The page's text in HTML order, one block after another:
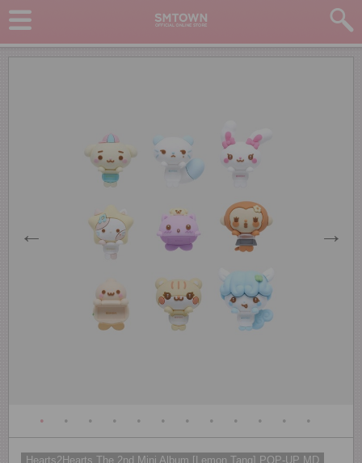
Hearts2Hearts The 2nd Mini Album [Lemon Tang] POP-UP MD